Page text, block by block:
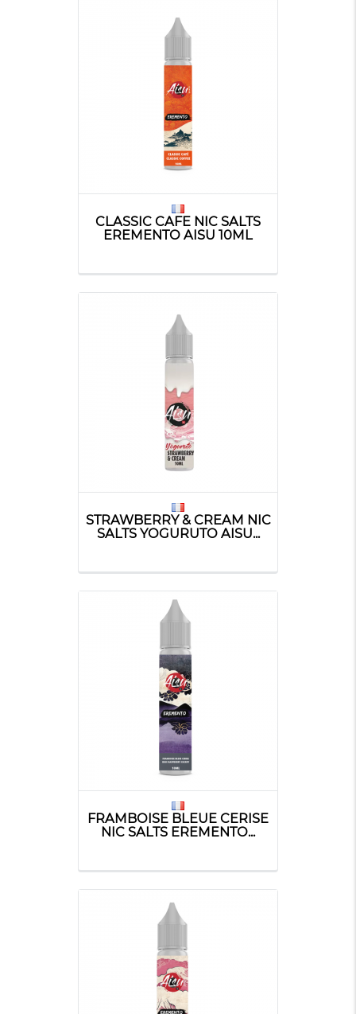
CLASSIC CAFE NIC SALTS
EREMENTO AISU 10ML
STRAWBERRY & CREAM NIC
SALTS YOGURUTO AISU...
FRAMBOISE BLEUE CERISE
NIC SALTS EREMENTO...